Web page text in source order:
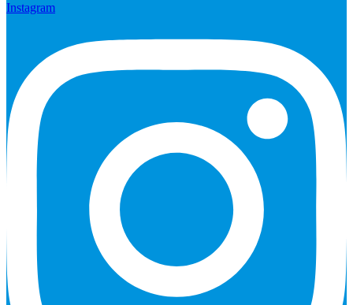
Instagram